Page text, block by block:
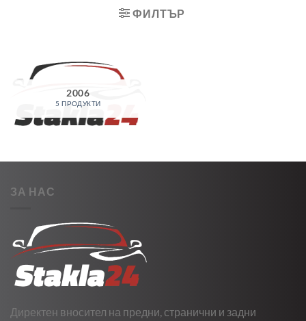
ФИЛТЪР
2006
5 ПРОДУКТИ
ЗА НАС
Директен вносител на предни, странични и задни